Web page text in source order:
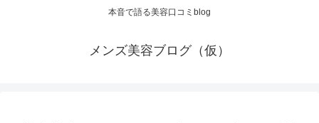
本音で語る美容口コミblog
メンズ美容ブログ（仮）